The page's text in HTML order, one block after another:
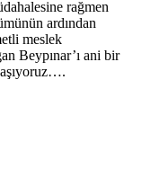
rağmen
ardından
meslek
Beypınar’ı ani bir